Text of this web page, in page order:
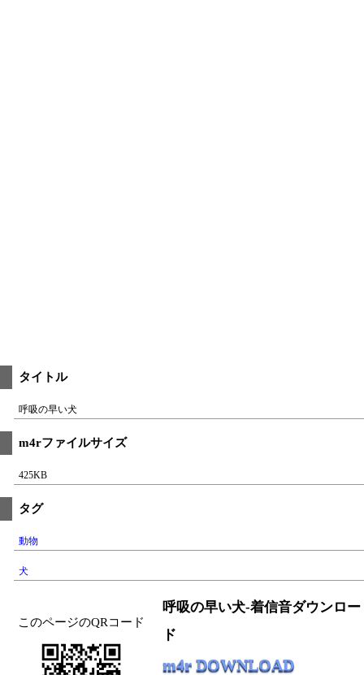
タイトル
呼吸の早い犬
m4rファイルサイズ
425KB
タグ
動物
犬
このページのQRコード
呼吸の早い犬-着信音ダウンロー
ド
m4r DOWNLOAD